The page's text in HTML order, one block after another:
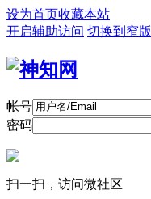
设为首页收藏本站
开启辅助访问 切换到窄版
帐号
密码
扫一扫，访问微社区